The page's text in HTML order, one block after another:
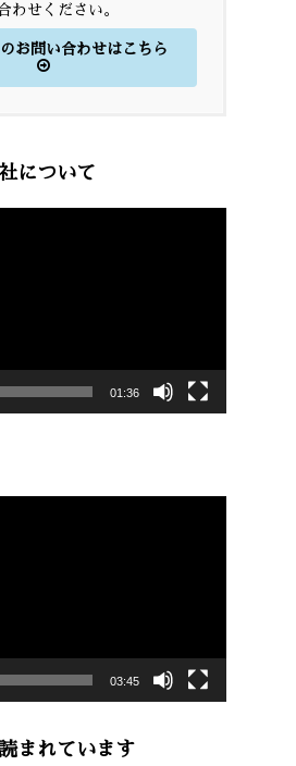
わせください。
お問い合わせはこちら
について
01:36
03:45
まれています